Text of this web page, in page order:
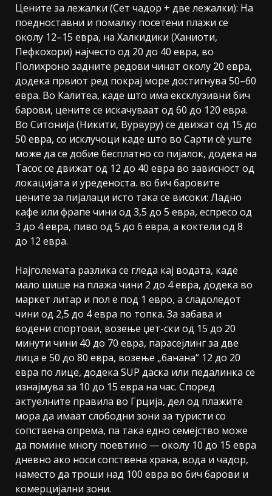
Цените за лежалки (Сет чадор + две лежалки): На
поедноставни и помалку посетени плажи се
околу 12–15 евра, на Халкидики (Ханиоти,
Пефкохори) најчесто од 20 до 40 евра, во
Полихроно задните редови чинат околу 20 евра,
додека првиот ред покрај море достигнува 50–60
евра. Во Калитеа, каде што има ексклузивни бич
барови, цените се искачуваат од 60 до 120 евра.
Во Ситонија (Никити, Вурвуру) се движат од 15 до
50 евра, со исклучоци каде што во Сарти сè уште
може да се добие бесплатно со пијалок, додека на
Тасос се движат од 12 до 40 евра во зависност од
локацијата и уреденоста. во бич баровите
цените за пијалаци исто така се високи: Ладно
кафе или фрапе чини од 3,5 до 5 евра, еспресо од
3 до 4 евра, пиво од 5 до 6 евра, а коктели од 8
до 12 евра.
Најголемата разлика се гледа кај водата, каде
мало шише на плажа чини 2 до 4 евра, додека во
маркет литар и пол е под 1 евро, а сладоледот
чини од 2,5 до 4 евра по топка. За забава и
водени спортови, возење џет-ски од 15 до 20
минути чини 40 до 70 евра, парасејлинг за две
лица е 50 до 80 евра, возење „банана“ 12 до 20
евра по лице, додека SUP даска или педалинка се
изнајмува за 10 до 15 евра на час. Според
актуелните правила во Грција, дел од плажите
мора да имаат слободни зони за туристи со
сопствена опрема, па така едно семејство може
да помине многу поевтино — околу 10 до 15 евра
дневно ако носи сопствена храна, вода и чадор,
наместо да троши над 100 евра во бич барови и
комерцијални зони.